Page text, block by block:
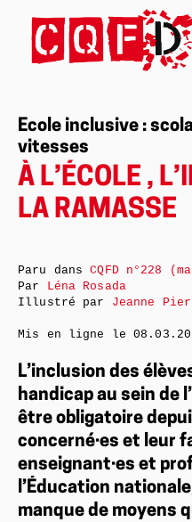
Ecole inclusive :
vitesses
À L’ÉCOLE ,
LA RAMASSE
L’inclusion des
handicap au sein de
être obligatoire
concerné·es et leur
enseignant·es et
l’Éducation
manque de moyens
Paru dansCQFD n°228
Par Léna Rosada
Illustré par Jeanne
Mis en ligne le